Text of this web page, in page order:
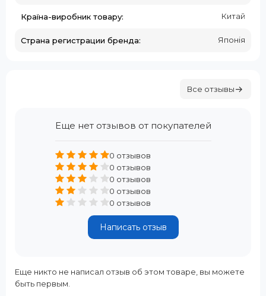
Країна-виробник товару: Китай
Страна регистрации бренда: Японія
Все отзывы
Еще нет отзывов от покупателей
0 отзывов
0 отзывов
0 отзывов
0 отзывов
0 отзывов
Написать отзыв
Еще никто не написал отзыв об этом товаре, вы можете
быть первым.